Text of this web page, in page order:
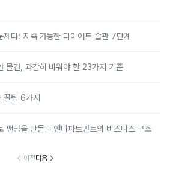
제다: 지속 가능한 다이어트 습관 7단계
물건, 과감히 비워야 할 23가지 기준
꿀팁 6가지
팬덤을 만든 디앤디파트먼트의 비즈니스 구조
이전다음